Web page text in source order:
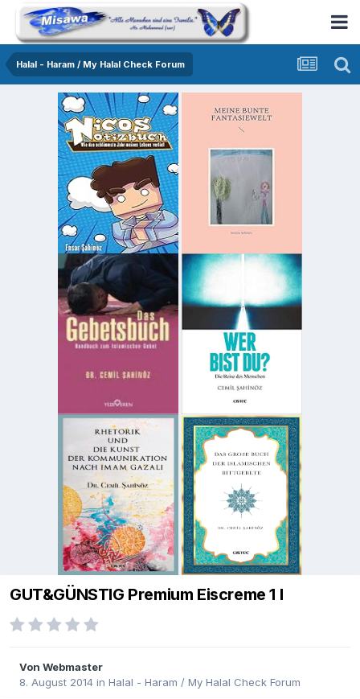
Halal - Haram / My Halal Check Forum
GUT&GÜNSTIG Premium Eiscreme 1 l
Von Webmaster
8. August 2014 in Halal - Haram / My Halal Check Forum